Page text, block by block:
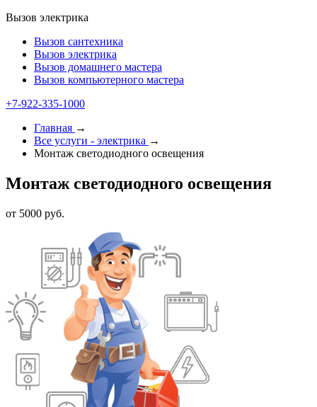
Вызов электрика
Вызов сантехника
Вызов электрика
Вызов домашнего мастера
Вызов компьютерного мастера
+7-922-335-1000
Главная →
Все услуги - электрика →
Монтаж светодиодного освещения
Монтаж светодиодного освещения
от 5000 руб.